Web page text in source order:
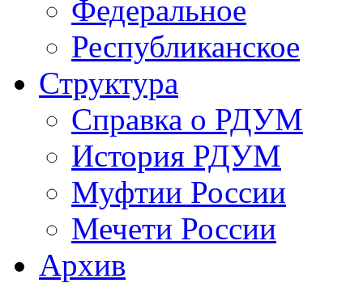
Федеральное
Республиканское
Структура
Справка о РДУМ
История РДУМ
Муфтии России
Мечети России
Архив